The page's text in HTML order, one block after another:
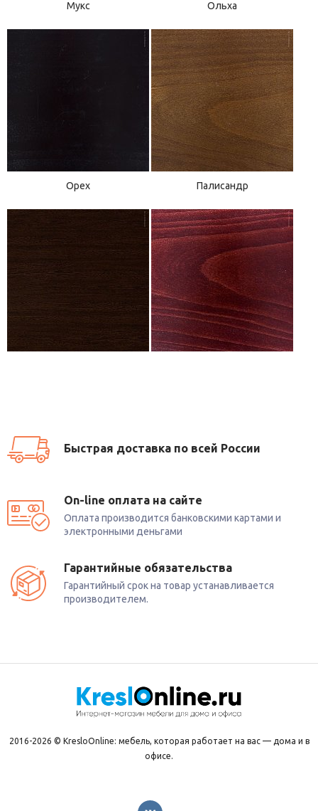
Мукс Ольха
Орех Палисандр
Быстрая доставка по всей России
On-line оплата на сайте
Оплата производится банковскими картами и
электронными деньгами
Гарантийные обязательства
Гарантийный срок на товар устанавливается
производителем.
2016-2026 © KresloOnline: мебель, которая работает на вас — дома и в
офисе.